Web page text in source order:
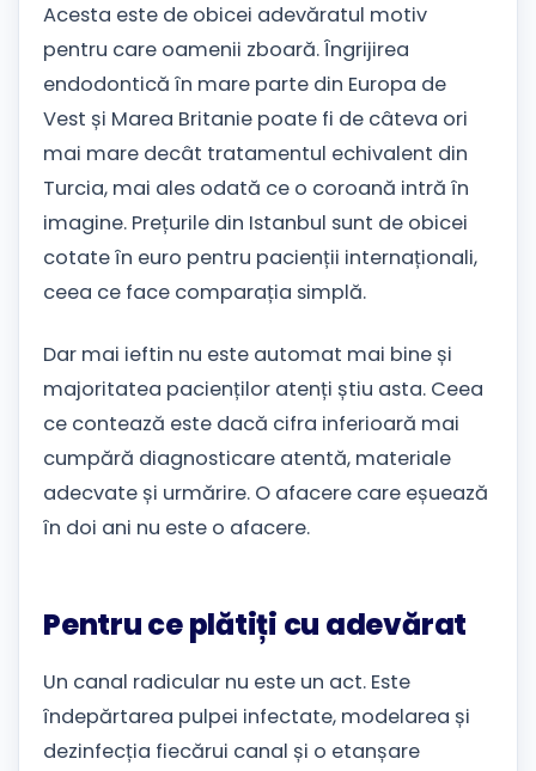
Acesta este de obicei adevăratul motiv
pentru care oamenii zboară. Îngrijirea
endodontică în mare parte din Europa de
Vest și Marea Britanie poate fi de câteva ori
mai mare decât tratamentul echivalent din
Turcia, mai ales odată ce o coroană intră în
imagine. Prețurile din Istanbul sunt de obicei
cotate în euro pentru pacienții internaționali,
ceea ce face comparația simplă.
Dar mai ieftin nu este automat mai bine și
majoritatea pacienților atenți știu asta. Ceea
ce contează este dacă cifra inferioară mai
cumpără diagnosticare atentă, materiale
adecvate și urmărire. O afacere care eșuează
în doi ani nu este o afacere.
Pentru ce plătiți cu adevărat
Un canal radicular nu este un act. Este
îndepărtarea pulpei infectate, modelarea și
dezinfecția fiecărui canal și o etanșare